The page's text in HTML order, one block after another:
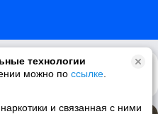
технологии
можно по ссылке
и связанная с ними